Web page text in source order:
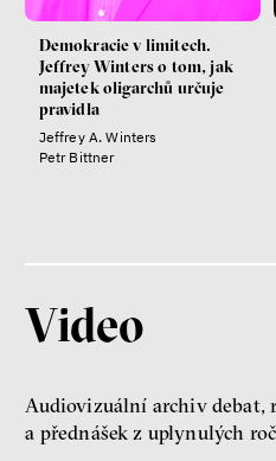
Demokracie v limitech.
Jeffrey Winters o tom, jak
majetek oligarchů určuje
pravidla
Jeffrey A. Winters
Petr Bittner
Video
Audiovizuální archiv debat,
a přednášek z uplynulých